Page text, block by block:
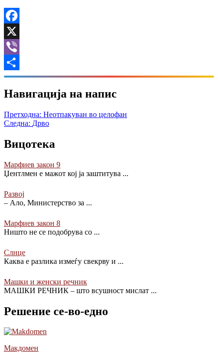
Facebook
X
Viber
Share
Навигација на напис
Претходна: Неотпакуван во целофан
Следна: Дрво
Вицотека
Марфиев закон 9
Џентлмен е мажот кој ја заштитува ...
Развој
– Ало, Министерство за ...
Марфиев закон 8
Ништо не се подобрува со ...
Слнце
Каква е разлика измеѓу свекрву и ...
Машки и женски речник
МАШКИ РЕЧНИК – што всушност мислат ...
Решение се-во-едно
Макдомен